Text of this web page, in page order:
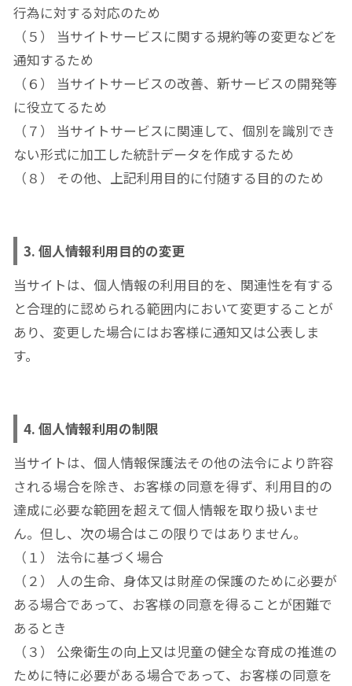
行為に対する対応のため
（５） 当サイトサービスに関する規約等の変更などを
通知するため
（６） 当サイトサービスの改善、新サービスの開発等
に役立てるため
（７） 当サイトサービスに関連して、個別を識別でき
ない形式に加工した統計データを作成するため
（８） その他、上記利用目的に付随する目的のため
3. 個人情報利用目的の変更
当サイトは、個人情報の利用目的を、関連性を有する
と合理的に認められる範囲内において変更することが
あり、変更した場合にはお客様に通知又は公表しま
す。
4. 個人情報利用の制限
当サイトは、個人情報保護法その他の法令により許容
される場合を除き、お客様の同意を得ず、利用目的の
達成に必要な範囲を超えて個人情報を取り扱いませ
ん。但し、次の場合はこの限りではありません。
（１） 法令に基づく場合
（２） 人の生命、身体又は財産の保護のために必要が
ある場合であって、お客様の同意を得ることが困難で
あるとき
（３） 公衆衛生の向上又は児童の健全な育成の推進の
ために特に必要がある場合であって、お客様の同意を